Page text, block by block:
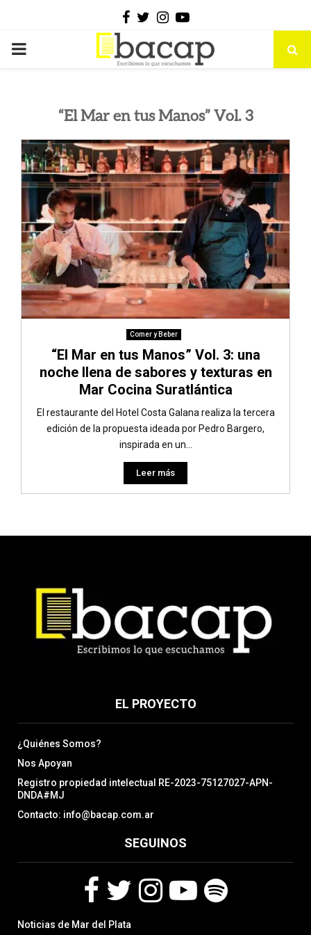
Facebook
Twitter
Instagram
Youtube
PRIMARY
“El Mar en tus Manos” Vol. 3
Comer y Beber
“El Mar en tus Manos” Vol. 3: una
noche llena de sabores y texturas en
Mar Cocina Suratlántica
El restaurante del Hotel Costa Galana realiza la tercera
edición de la propuesta ideada por Pedro Bargero,
inspirada en un...
Leer más
EL PROYECTO
¿Quiénes Somos?
Nos Apoyan
Registro propiedad intelectual RE-2023-75127027-APN-
DNDA#MJ
Contacto: info@bacap.com.ar
SEGUINOS
a
w
Noticias de Mar del Plata